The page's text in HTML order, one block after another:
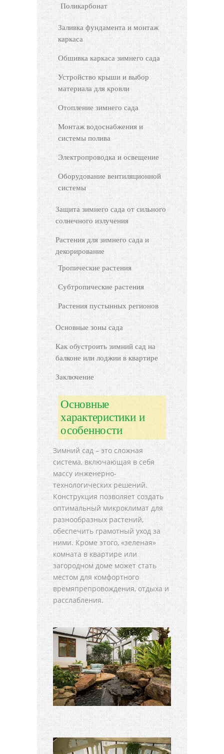
Поликарбонат
Заливка фундамента и монтаж
каркаса
Обшивка каркаса зимнего сада
Устройство крыши и выбор
материала для кровли
Отопление зимнего сада
Монтаж водоснабжения и
системы полива
Электропроводка и освещение
Оборудование вентиляционной
системы
Защита зимнего сада от сильного
солнечного излучения
Растения для зимнего сада и
декорирование
Тропические растения
Субтропические растения
Растения пустынных регионов
Основные зоны сада
Как обустроить зимний сад на
балконе или лоджии в квартире
Заключение
Основные
характеристики и
особенности
Зимний сад – это сложная
система, включающая в себя
массу инженерно-
технологических решений.
Конструкция позволяет создать
оптимальный микроклимат для
разнообразных растений,
обеспечить грамотный уход за
ними. Кроме этого, «зеленая»
комната в квартире или
загородном доме может стать
местом для комфортного
времяпрепровождения, отдыха и
расслабления.